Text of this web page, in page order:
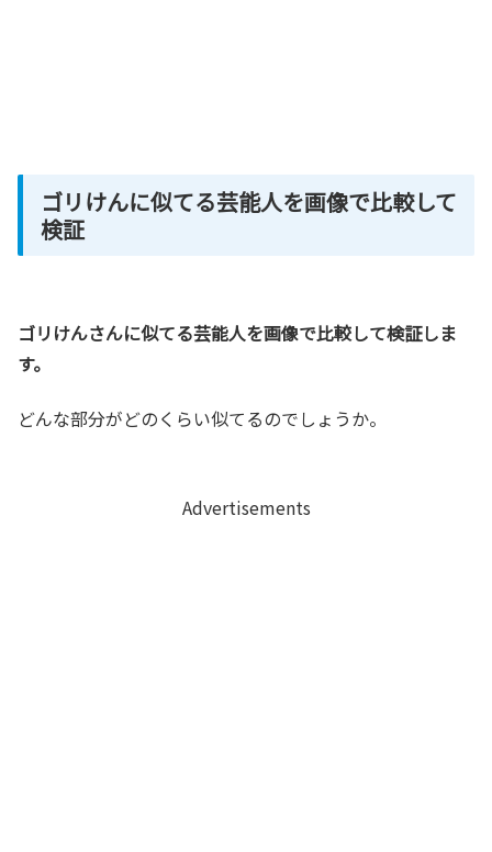
ゴリけんに似てる芸能人を画像で比較して
検証
ゴリけんさんに似てる芸能人を画像で比較して検証しま
す。
どんな部分がどのくらい似てるのでしょうか。
Advertisements